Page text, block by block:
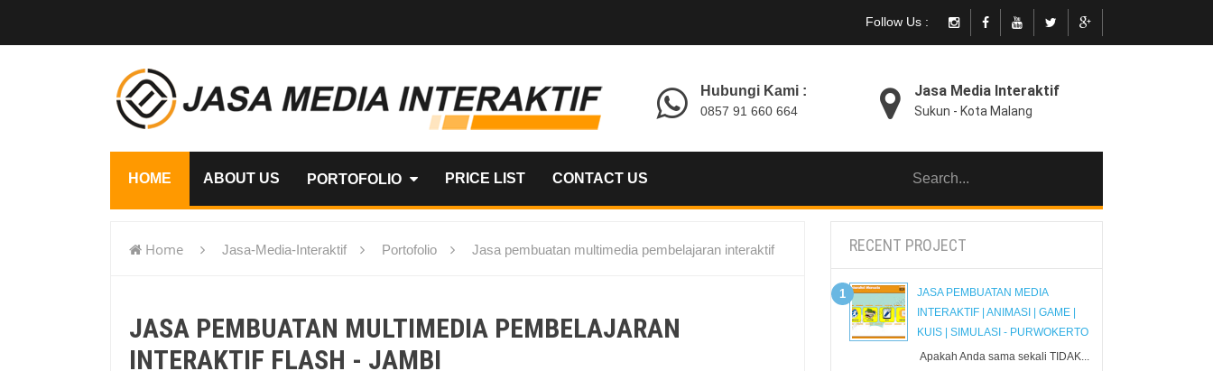
Follow Us :
Hubungi Kami :
0857 91 660 664
Jasa Media Interaktif
Sukun - Kota Malang
HOME ABOUT US PORTOFOLIO PRICE LIST CONTACT US
Home Jasa-Media-Interaktif Portofolio Jasa pembuatan multimedia pembelajaran interaktif
JASA PEMBUATAN MULTIMEDIA PEMBELAJARAN
INTERAKTIF FLASH - JAMBI
RECENT PROJECT
JASA PEMBUATAN MEDIA
INTERAKTIF | ANIMASI | GAME |
KUIS | SIMULASI - PURWOKERTO
Apakah Anda sama sekali TIDAK...